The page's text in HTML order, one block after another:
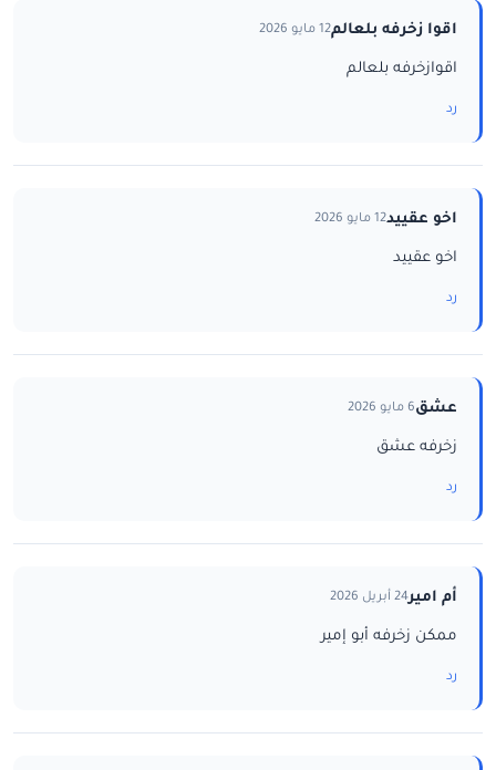
اقوا زخرفه بلعالم12 مايو 2026
اقوازخرفه بلعالم
رد
اخو عقييد12 مايو 2026
اخو عقييد
رد
عشق6 مايو 2026
زخرفه عشق
رد
أم امير24 أبريل 2026
ممكن زخرفه أبو إمير
رد